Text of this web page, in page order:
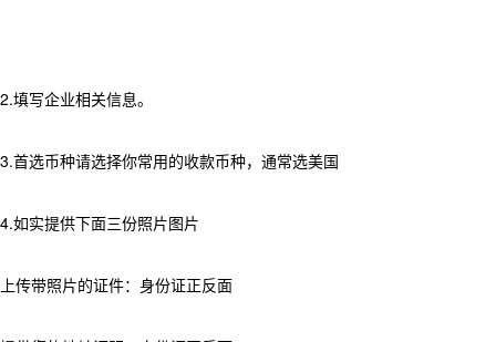
2.填写企业相关信息。
3.首选币种请选择你常用的收款币种，通常选美国
4.如实提供下面三份照片图片
上传带照片的证件：身份证正反面